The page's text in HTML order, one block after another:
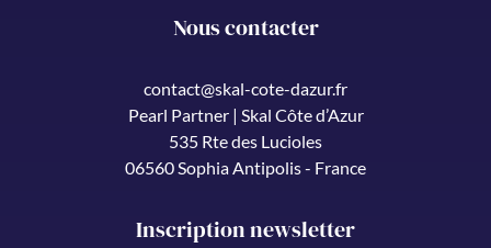
Nous contacter
contact@skal-cote-dazur.fr
Pearl Partner | Skal Côte d’Azur
535 Rte des Lucioles
06560 Sophia Antipolis - France
Inscription newsletter